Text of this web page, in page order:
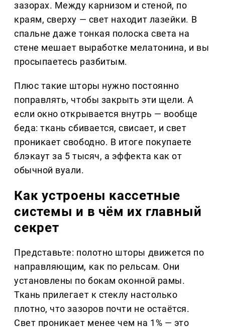
зазорах. Между карнизом и стеной, по
краям, сверху — свет находит лазейки. В
спальне даже тонкая полоска света на
стене мешает выработке мелатонина, и вы
просыпаетесь разбитым.
Плюс такие шторы нужно постоянно
поправлять, чтобы закрыть эти щели. А
если окно открывается внутрь — вообще
беда: ткань сбивается, свисает, и свет
проникает свободно. В итоге покупаете
блэкаут за 5 тысяч, а эффекта как от
обычной вуали.
Как устроены кассетные
системы и в чём их главный
секрет
Представьте: полотно шторы движется по
направляющим, как по рельсам. Они
установлены по бокам оконной рамы.
Ткань прилегает к стеклу настолько
плотно, что зазоров почти не остаётся.
Свет проникает менее чем на 1% — это